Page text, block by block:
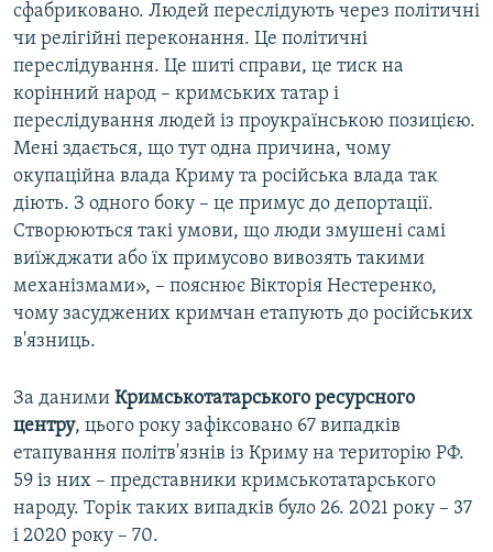
сфабриковано. Людей переслідують через політичні
чи релігійні переконання. Це політичні
переслідування. Це шиті справи, це тиск на
корінний народ – кримських татар і
переслідування людей із проукраїнською позицією.
Мені здається, що тут одна причина, чому
окупаційна влада Криму та російська влада так
діють. З одного боку – це примус до депортації.
Створюються такі умови, що люди змушені самі
виїжджати або їх примусово вивозять такими
механізмами», – пояснює Вікторія Нестеренко,
чому засуджених кримчан етапують до російських
в'язниць.
За даними Кримськотатарського ресурсного
центру, цього року зафіксовано 67 випадків
етапування політв'язнів із Криму на територію РФ.
59 із них – представники кримськотатарського
народу. Торік таких випадків було 26. 2021 року – 37
і 2020 року – 70.